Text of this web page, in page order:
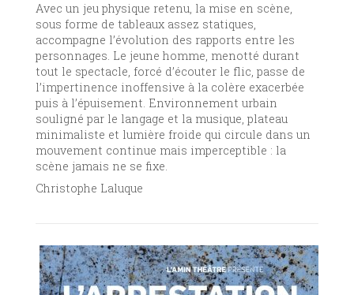
Avec un jeu physique retenu, la mise en scène,
sous forme de tableaux assez statiques,
accompagne l’évolution des rapports entre les
personnages. Le jeune homme, menotté durant
tout le spectacle, forcé d’écouter le flic, passe de
l’impertinence inoffensive à la colère exacerbée
puis à l’épuisement. Environnement urbain
souligné par le langage et la musique, plateau
minimaliste et lumière froide qui circule dans un
mouvement continue mais imperceptible : la
scène jamais ne se fixe.
Christophe Laluque